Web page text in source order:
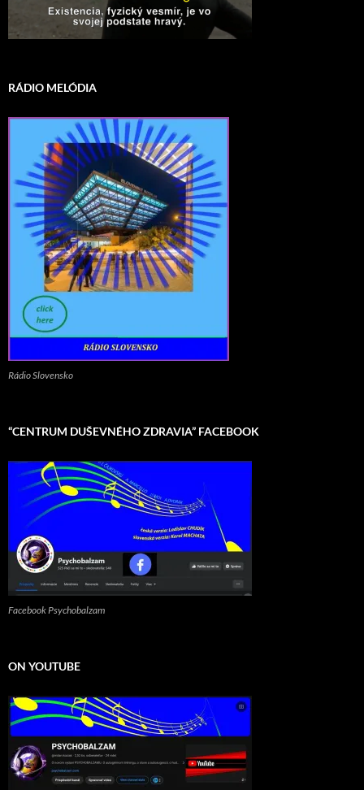
RÁDIO MELÓDIA
Rádio Slovensko
“CENTRUM DUŠEVNÉHO ZDRAVIA” FACEBOOK
Facebook Psychobalzam
ON YOUTUBE